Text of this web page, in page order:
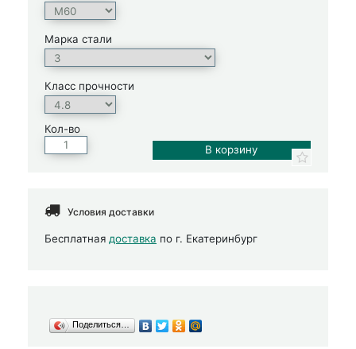
Марка стали
Класс прочности
Кол-во
Условия доставки
Бесплатная доставка по г. Екатеринбург
Поделиться…